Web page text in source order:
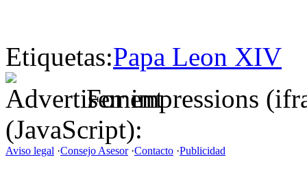
Etiquetas:Papa Leon XIV
For impressions
(JavaScript):
Aviso legal ·Consejo Asesor·Contacto ·Publicidad